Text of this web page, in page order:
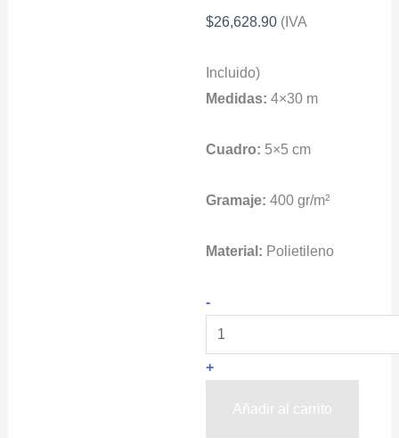
$26,628.90 (IVA
Incluido)
Medidas: 4×30 m
Cuadro: 5×5 cm
Gramaje: 400 gr/m²
Material: Polietileno
-Malla
para
proteccion
de
caidas
+
Añadir al carrito